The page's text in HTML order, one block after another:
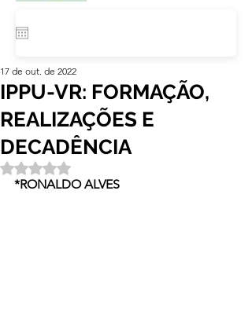
IPPU-VR: FORMAÇÃO,
REALIZAÇÕES E
DECADÊNCIA
17 de out. de 2022
Avaliado com NaN de 5 estrelas.
*RONALDO ALVES